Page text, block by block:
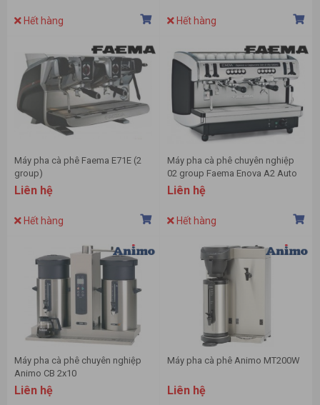
Hết hàng Hết hàng
Máy pha cà phê Faema E71E (2
group)
Liên hệ
Hết hàng
Máy pha cà phê chuyên nghiệp
02 group Faema Enova A2 Auto
Liên hệ
Hết hàng
Máy pha cà phê chuyên nghiệp
Animo CB 2x10
Liên hệ
Máy pha cà phê Animo MT200W
Liên hệ